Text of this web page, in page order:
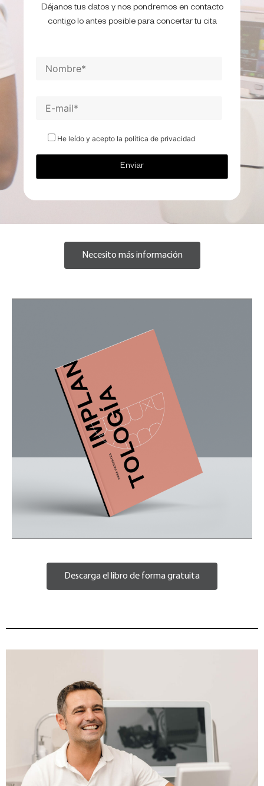
Déjanos tus datos y nos pondremos en contacto
contigo lo antes posible para concertar tu cita
He leído y acepto la política de privacidad
Necesito más información
Descarga el libro de forma gratuita